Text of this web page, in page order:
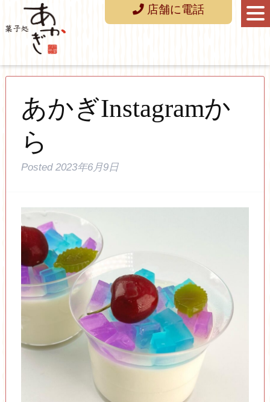
あかぎInstagramか
ら
Posted2023年6月9日
店舗に電話